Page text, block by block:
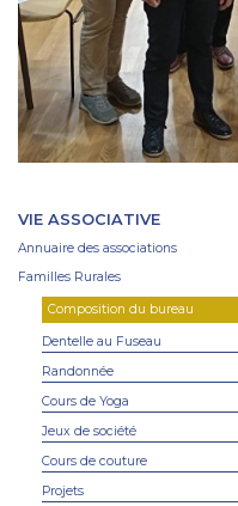
VIE ASSOCIATIVE
Annuaire des associations
Familles Rurales
Composition du bureau
Dentelle au Fuseau
Randonnée
Cours de Yoga
Jeux de société
Cours de couture
Projets